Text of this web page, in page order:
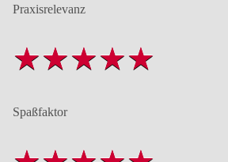
Praxisrelevanz
Spaßfaktor